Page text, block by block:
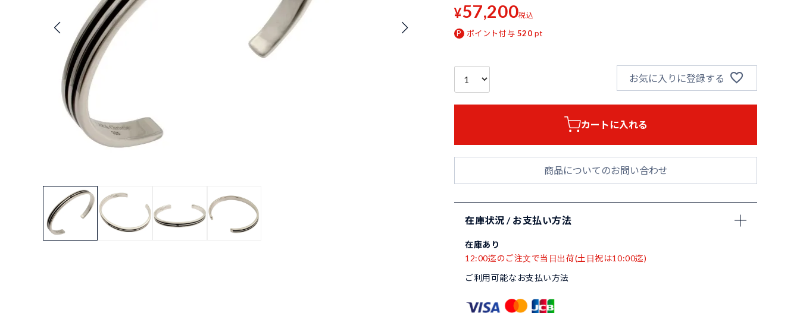
¥57,200税込
ポイント付与 520 pt
お気に入りに登録する
カートに入れる
商品についてのお問い合わせ
在庫状況 / お支払い方法
在庫あり
12:00迄のご注文で当日出荷(土日祝は10:00迄)
ご利用可能なお支払い方法